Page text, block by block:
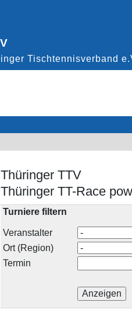
Thüringer TTV
Thüringer TT-Race
Turniere filtern
Veranstalter
Ort (Region)
Termin